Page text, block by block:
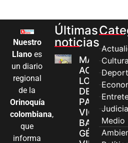
Nuestro
Llano es
un diario
regional
de la
Orinoquía
colombiana,
que
informa
Últimas
noticias
MÁS
ACCEDEN
LOS
DE
PARA
BASADAS
GÉNERO
Medio